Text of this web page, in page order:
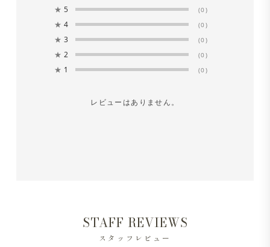
洗練されていながら、どこか余裕を感じる一
※長時間濡れたままにしておくと、色が落ちる場合があり
ます。洗濯後は形を整えてすぐに日陰で平干しにしてくだ
★ 5 (0)
★ 4 (0)
★ 3 (0)
★ 2 (0)
★ 1 (0)
レビューはありません。
STAFF REVIEWS
スタッフレビュー